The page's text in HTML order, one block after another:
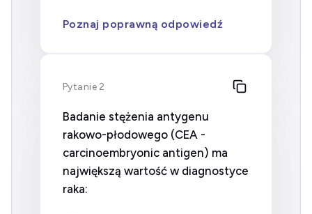
Poznaj poprawną odpowiedź
Pytanie 2
Badanie stężenia antygenu
rakowo-płodowego (CEA -
carcinoembryonic antigen) ma
największą wartość w diagnostyce
raka: